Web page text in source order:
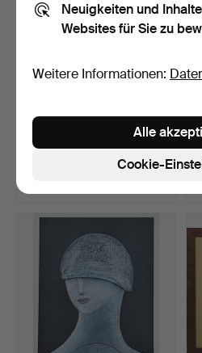
J. MORATÓ. Kinderporträt,
Beendet 6. Jun 2026
Neuigkeiten und
Websites für Sie zu
Weitere Informationen:
Cookie-
Alle